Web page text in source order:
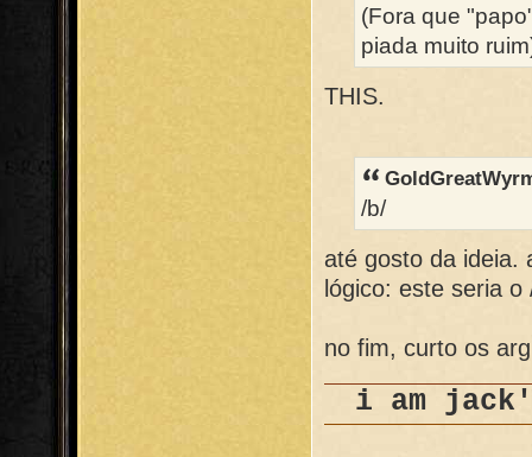
(Fora que
piada muito
THIS.
/b/
até gosto da ideia.
lógico: este seria
no fim, curto os
i am